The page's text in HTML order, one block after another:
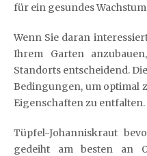
für ein gesundes Wachstum
Wenn Sie daran
Ihrem Garten
Standorts entscheidend.
Bedingungen, um optimal
Eigenschaften zu entfalten.
Tüpfel-Johanniskraut
gedeiht am besten an